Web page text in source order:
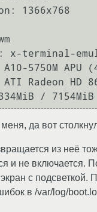
да вот
из неё
и не включается.
с
в /var/log/